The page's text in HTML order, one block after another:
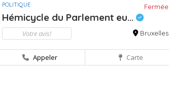
POLITIQUE Fermée
Hémicycle du Parlement eu...
Votre avis! Bruxelles
Appeler Carte